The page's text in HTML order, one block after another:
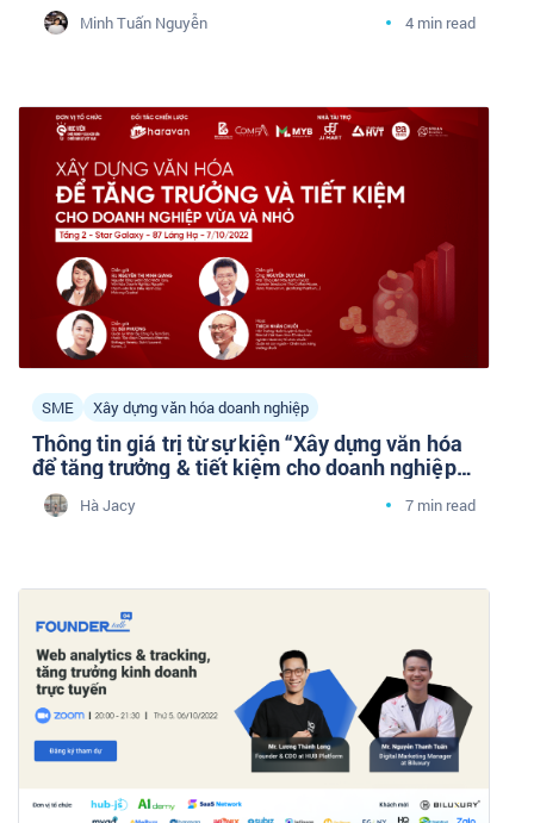
Minh Tuấn Nguyễn 4 min read
SME Xây dựng văn hóa doanh nghiệp
Thông tin giá trị từ sự kiện “Xây dựng văn hóa
để tăng trưởng & tiết kiệm cho doanh nghiệp
vừa và nhỏ”
Hà Jacy 7 min read